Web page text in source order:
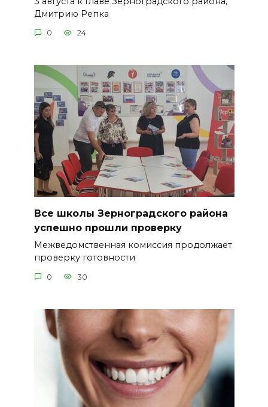
Дмитрию Репка
0 24
Все школы Зерноградского района
успешно прошли проверку
Межведомственная комиссия продолжает
проверку готовности
0 30